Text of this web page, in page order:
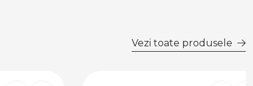
Vezi toate produsele